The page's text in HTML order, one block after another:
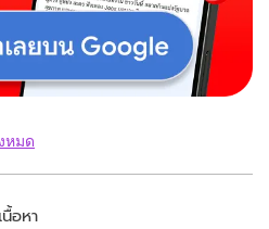
หมด
อหา